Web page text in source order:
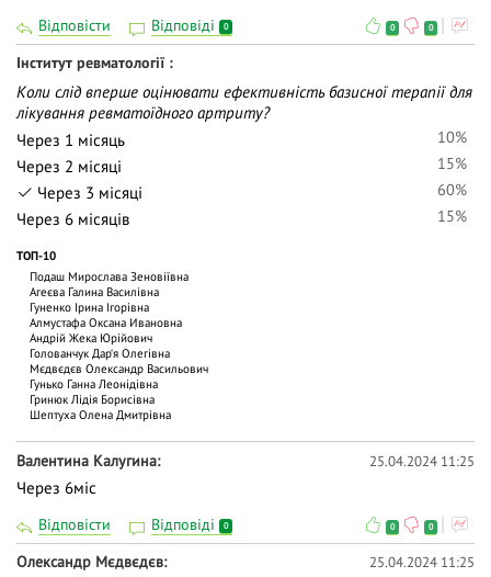
Відповісти Відповіді 0 0 0
Інститут ревматології
Коли слід вперше оцінювати ефективність базисної терапії для
лікування ревматоїдного артриту?
Через 1 місяць
10%
Через 2 місяці
15%
Через 3 місяці
60%
Через 6 місяців
15%
ТОП-10
Подаш Мирослава Зеновіївна
Агеєва Галина Василівна
Гуненко Ірина Ігорівна
Алмустафа Оксана Ивановна
Андрій Жека Юрійович
Голованчук Дар‘я Олегівна
Мєдвєдєв Олександр Васильович
Гунько Ганна Леонідівна
Гринюк Лідія Борисівна
Шептуха Олена Дмитрівна
Валентина Калугина 25.04.2024 11:25
Через 6міс
Відповісти Відповіді 0 0 0
Олександр Мєдвєдєв 25.04.2024 11:25